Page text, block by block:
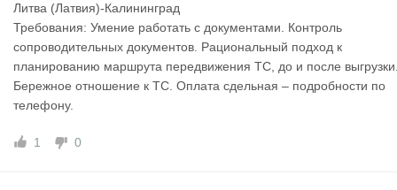
Литва (Латвия)-Калининград
Требования: Умение работать с документами. Контроль
сопроводительных документов. Рациональный подход к
планированию маршрута передвижения ТС, до и после
Бережное отношение к ТС. Оплата сдельная – подробности по
телефону.
1 0